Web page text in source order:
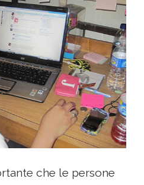
che le persone